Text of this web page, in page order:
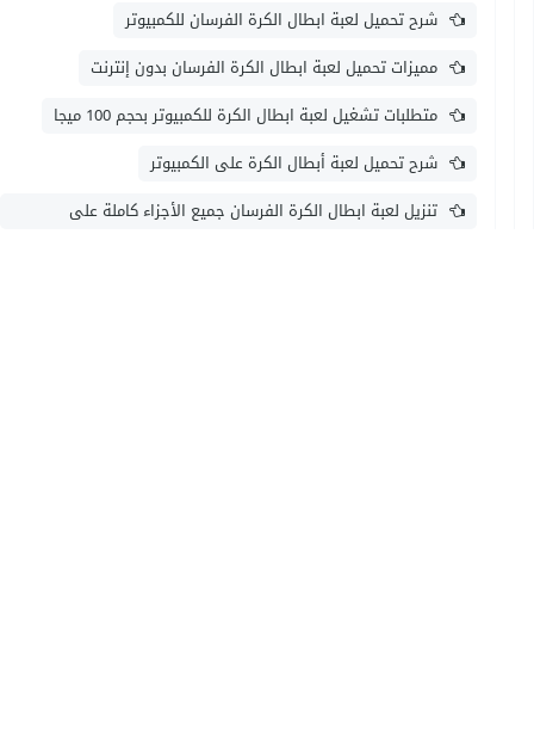
شرح تحميل لعبة ابطال الكرة الفرسان للكمبيوتر
مميزات تحميل لعبة ابطال الكرة الفرسان بدون إنترنت
متطلبات تشغيل لعبة ابطال الكرة للكمبيوتر بحجم 100 ميجا
شرح تحميل لعبة أبطال الكرة على الكمبيوتر
تنزيل لعبة ابطال الكرة الفرسان جميع الأجزاء كاملة على